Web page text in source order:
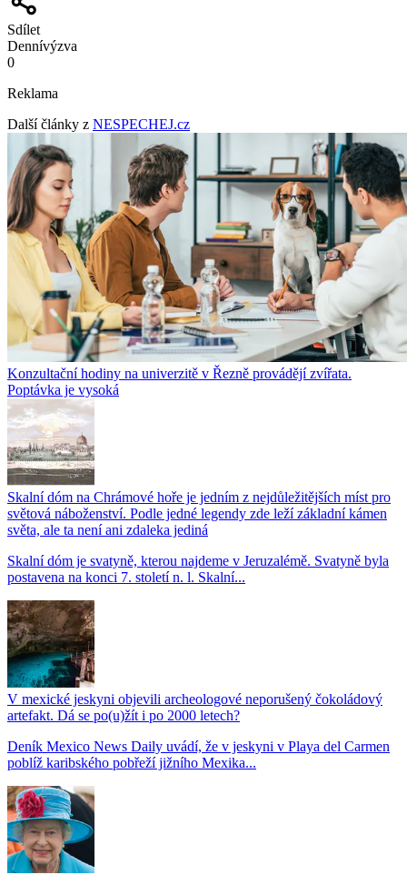
Sdílet
Dennívýzva
0
Reklama
Další články z NESPECHEJ.cz
Konzultační hodiny na univerzitě v Řezně provádějí zvířata.
Poptávka je vysoká
Skalní dóm na Chrámové hoře je jedním z nejdůležitějších míst pro
světová náboženství. Podle jedné legendy zde leží základní kámen
světa, ale ta není ani zdaleka jediná
Skalní dóm je svatyně, kterou najdeme v Jeruzalémě. Svatyně byla
postavena na konci 7. století n. l. Skalní...
V mexické jeskyni objevili archeologové neporušený čokoládový
artefakt. Dá se po(u)žít i po 2000 letech?
Deník Mexico News Daily uvádí, že v jeskyni v Playa del Carmen
poblíž karibského pobřeží jižního Mexika...